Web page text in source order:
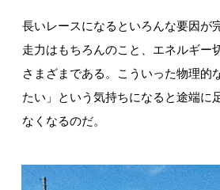
長いレースになるといろんな要因が
走力はもちろんのこと、エネルギー
さまざまである。こういった物理的
たい」という気持ちになると途端に
なくなるのだ。